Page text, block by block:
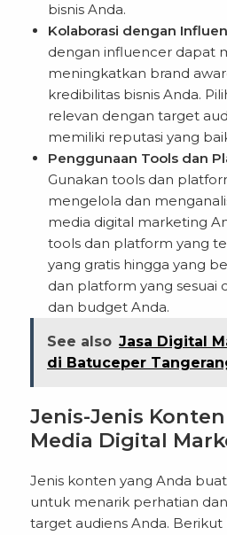
bisnis Anda.
Kolaborasi dengan
dengan influencer dapat
meningkatkan brand
kredibilitas bisnis Anda.
relevan dengan target
memiliki reputasi yang
Penggunaan Tools dan
Gunakan tools dan
mengelola dan
media digital marketing
tools dan platform yang
yang gratis hingga yang
dan platform yang sesuai
dan budget Anda.
See also Jasa Digital
di Batuceper
Jenis-Jenis
Media Digital
Jenis konten yang Anda
untuk menarik perhatian
target audiens Anda.